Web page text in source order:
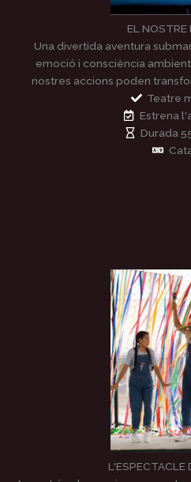
EL NOSTRE
Una divertida aventura
emoció i consciència
nostres accions poden
Teatre
Estrena
Durada
L'ESPECTACLE